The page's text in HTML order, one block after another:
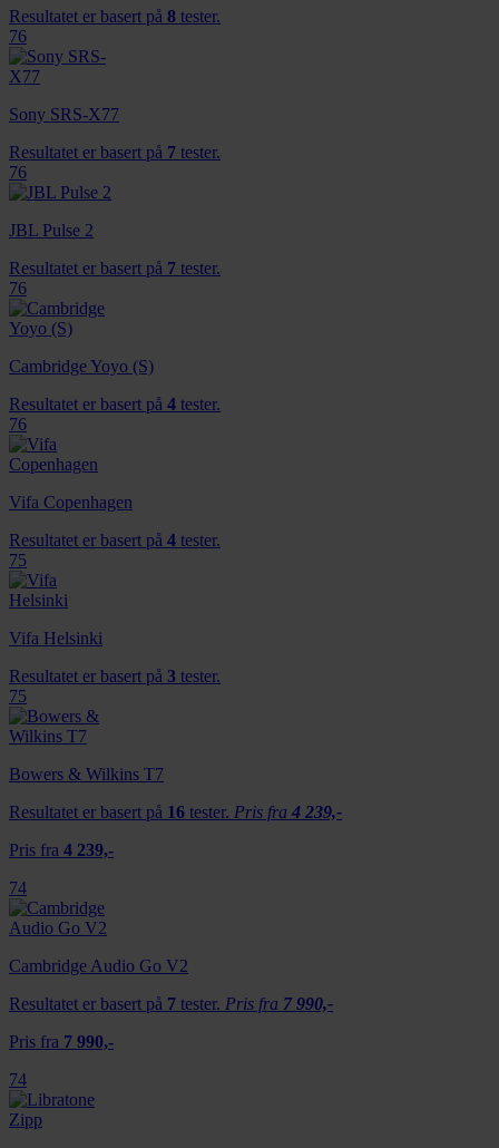
dessuten informasjon om hvordan du bruker nettstedet
vårt, med partnerne våre innen sosiale medier,
annonsering og analysearbeid, som kan kombinere den
med annen informasjon du har gjort tilgjengelig for dem,
eller som de har samlet inn gjennom din bruk av
tjenestene deres.
Resultatet er basert på 8 tester.
76
Sony SRS-X77
Resultatet er basert på 7 tester.
76
JBL Pulse 2
Resultatet er basert på 7 tester.
76
Cambridge Yoyo (S)
Resultatet er basert på 4 tester.
76
Vifa Copenhagen
Resultatet er basert på 4 tester.
75
Vifa Helsinki
Resultatet er basert på 3 tester.
75
Bowers & Wilkins T7
Resultatet er basert på 16 tester. Pris fra 4 239,-
Pris fra 4 239,-
74
Cambridge Audio Go V2
Resultatet er basert på 7 tester. Pris fra 7 990,-
Pris fra 7 990,-
74